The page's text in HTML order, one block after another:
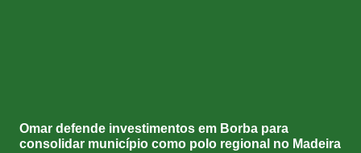
Omar defende investimentos em Borba para
consolidar município como polo regional no Madeira